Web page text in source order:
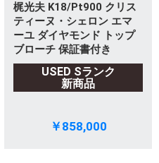
梶光夫 K18/Pt900 クリス
ティーヌ・シェロン エマ
ーユ ダイヤモンド トップ
ブローチ 保証書付き
USED Sランク
新商品
￥858,000